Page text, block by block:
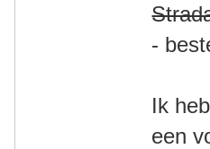
-
Ik
een